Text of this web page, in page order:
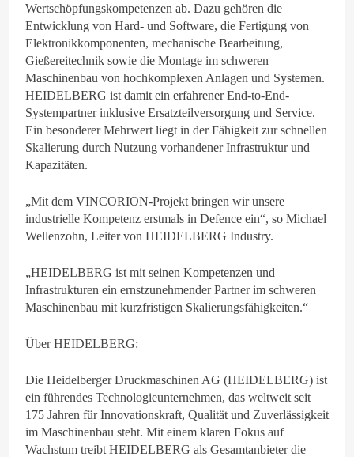
Wertschöpfungskompetenzen ab. Dazu gehören die
Entwicklung von Hard- und Software, die Fertigung von
Elektronikkomponenten, mechanische Bearbeitung,
Gießereitechnik sowie die Montage im schweren
Maschinenbau von hochkomplexen Anlagen und Systemen.
HEIDELBERG ist damit ein erfahrener End-to-End-
Systempartner inklusive Ersatzteilversorgung und Service.
Ein besonderer Mehrwert liegt in der Fähigkeit zur schnellen
Skalierung durch Nutzung vorhandener Infrastruktur und
Kapazitäten.
„Mit dem VINCORION-Projekt bringen wir unsere
industrielle Kompetenz erstmals in Defence ein“, so Michael
Wellenzohn, Leiter von HEIDELBERG Industry.
„HEIDELBERG ist mit seinen Kompetenzen und
Infrastrukturen ein ernstzunehmender Partner im schweren
Maschinenbau mit kurzfristigen Skalierungsfähigkeiten.“
Über HEIDELBERG:
Die Heidelberger Druckmaschinen AG (HEIDELBERG) ist
ein führendes Technologieunternehmen, das weltweit seit
175 Jahren für Innovationskraft, Qualität und Zuverlässigkeit
im Maschinenbau steht. Mit einem klaren Fokus auf
Wachstum treibt HEIDELBERG als Gesamtanbieter die